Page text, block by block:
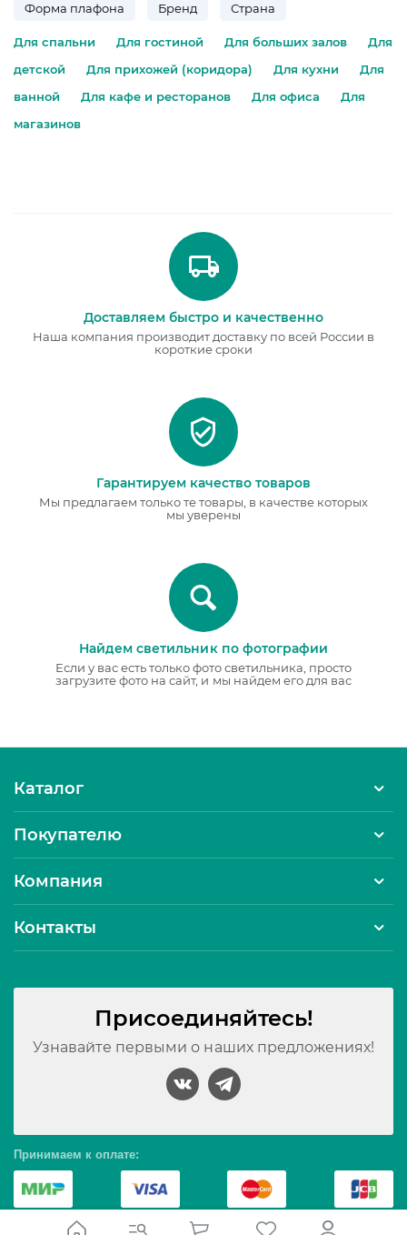
Форма плафона Бренд Страна
Для спальни Для гостиной Для больших залов
Для
детской
Для прихожей (коридора) Для кухни
Для
ванной
Для кафе и ресторанов Для офиса
Для
магазинов
Доставляем быстро и качественно
Наша компания производит доставку по всей России в
короткие сроки
Гарантируем качество товаров
Мы предлагаем только те товары, в качестве которых
мы уверены
Найдем светильник по фотографии
Если у вас есть только фото светильника, просто
загрузите фото на сайт, и мы найдем его для вас
Каталог
Покупателю
Компания
Контакты
Присоединяйтесь!
Узнавайте первыми о наших предложениях!
Принимаем к оплате: